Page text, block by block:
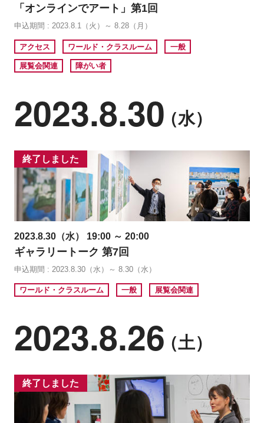
「オンラインでアート」第1回
申込期間 : 2023.8.1（火）～ 8.28（月）
アクセス ワールド・クラスルーム 一般
展覧会関連 障がい者
2023.8.30（水）
終了しました
2023.8.30（水） 19:00 ～ 20:00
ギャラリートーク 第7回
申込期間 : 2023.8.30（水）～ 8.30（水）
ワールド・クラスルーム 一般 展覧会関連
2023.8.26（土）
終了しました